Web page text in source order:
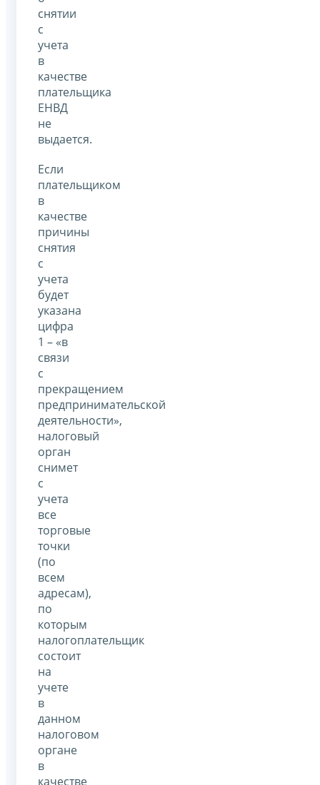
снятии
с
учета
в
качестве
плательщика
ЕНВД
не
выдается.
Если
плательщиком
в
качестве
причины
снятия
с
учета
будет
указана
цифра
1 – «в
связи
с
прекращением
предпринимательской
деятельности»,
налоговый
орган
снимет
с
учета
все
торговые
точки
(по
всем
адресам),
по
которым
налогоплательщик
состоит
на
учете
в
данном
налоговом
органе
в
качестве